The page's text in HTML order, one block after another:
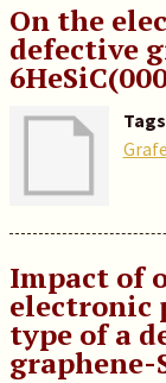
On the
defective
Impact of
electronic
type of a
graphene-